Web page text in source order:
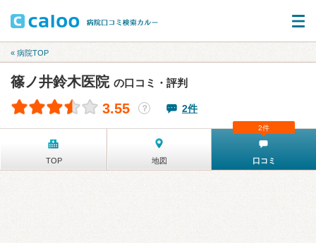
« 病院TOP
篠ノ井鈴木医院 の口コミ・評判
3.55 ？ 2件
TOP 地図 口コミ
2件